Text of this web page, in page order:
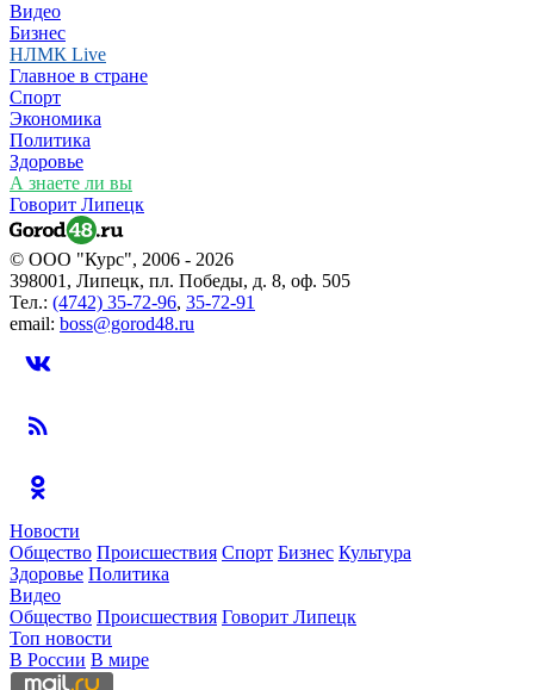
Видео
Бизнес
НЛМК Live
Главное в стране
Спорт
Экономика
Политика
Здоровье
А знаете ли вы
Говорит Липецк
© ООО "Курс", 2006 - 2026
398001, Липецк, пл. Победы, д. 8, оф. 505
Тел.: (4742) 35-72-96, 35-72-91
email: boss@gorod48.ru
Новости
Общество Происшествия Спорт Бизнес Культура
Здоровье Политика
Видео
Общество Происшествия Говорит Липецк
Топ новости
В России В мире